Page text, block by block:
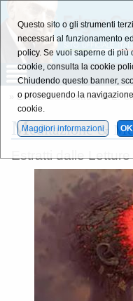
Estratti dalle Letture di E.
Meditazione &
Estratti dalle
Questo sito o gli strumenti
necessari al funzionamento
policy. Se vuoi saperne di più
cookie, consulta la cookie
Chiudendo questo banner,
o proseguendo la
cookie.
Maggiori informazioni
OK